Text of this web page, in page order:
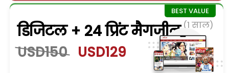
डिजिटल + 24 प्रिंट मैगजीन (1 साल)
USD150 USD129